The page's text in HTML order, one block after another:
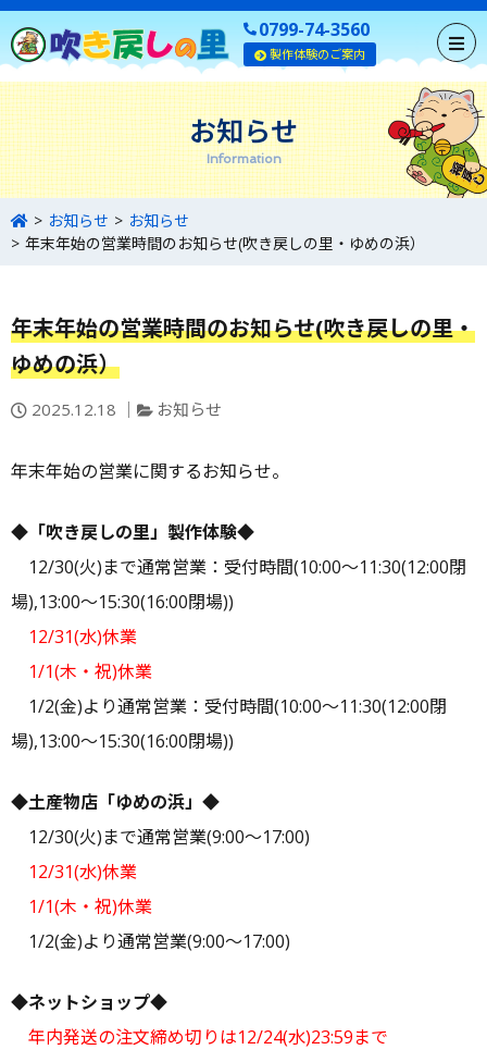
0799-74-3560
製作体験のご案内
お知らせ
Information
お知らせ
お知らせ
年末年始の営業時間のお知らせ(吹き戻しの里・ゆめの浜）
年末年始の営業時間のお知らせ(吹き戻しの里・
ゆめの浜）
投 2025.12.18
カ
リ
お知らせ
年末年始の営業に関するお知らせ。
◆「吹き戻しの里」製作体験◆
12/30(火)まで通常営業：受付時間(10:00～11:30(12:00閉
場),13:00～15:30(16:00閉場))
12/31(水)休業
1/1(木・祝)休業
1/2(金)より通常営業：受付時間(10:00～11:30(12:00閉
場),13:00～15:30(16:00閉場))
◆土産物店「ゆめの浜」◆
12/30(火)まで通常営業(9:00～17:00)
12/31(水)休業
1/1(木・祝)休業
1/2(金)より通常営業(9:00～17:00)
◆ネットショップ◆
年内発送の注文締め切りは12/24(水)23:59まで